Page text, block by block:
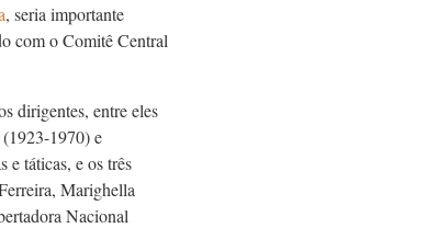
, seria importante
com o Comitê Central
dirigentes, entre eles
1970) e
e táticas, e os três
Marighella
Nacional